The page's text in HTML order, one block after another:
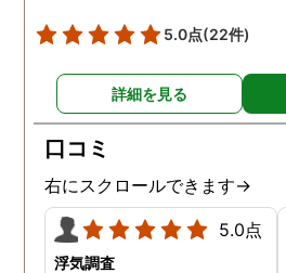
5.0点(22件)
詳細を見る
口コミ
右にスクロールできます→
5.0点
浮気調査